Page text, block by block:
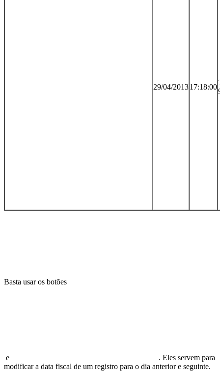
29/04/201317:18:00
Basta usar os botões
e
. Eles servem para
modificar a data fiscal de um registro para o dia anterior e seguinte.